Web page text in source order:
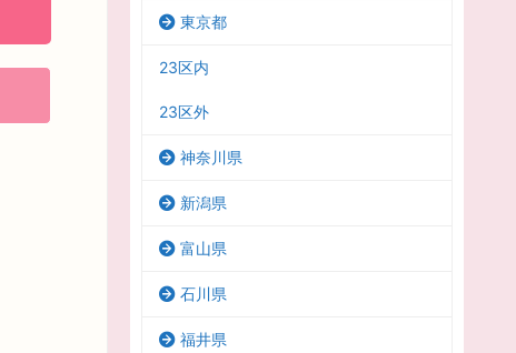
東京都
23区内
23区外
神奈川県
新潟県
富山県
石川県
福井県